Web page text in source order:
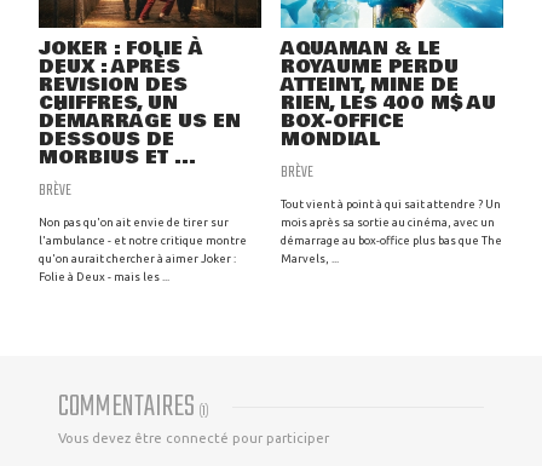
JOKER : FOLIE À
DEUX : APRÈS
RÉVISION DES
CHIFFRES, UN
DÉMARRAGE US EN
DESSOUS DE
MORBIUS ET ...
BRÈVE
Non pas qu'on ait envie de tirer sur
l'ambulance - et notre critique montre
qu'on aurait chercher à aimer Joker :
Folie à Deux - mais les ...
AQUAMAN & LE
ROYAUME PERDU
ATTEINT, MINE DE
RIEN, LES 400 M$ AU
BOX-OFFICE
MONDIAL
BRÈVE
Tout vient à point à qui sait attendre ? Un
mois après sa sortie au cinéma, avec un
démarrage au box-office plus bas que The
Marvels, ...
COMMENTAIRES (1)
Vous devez être connecté pour participer